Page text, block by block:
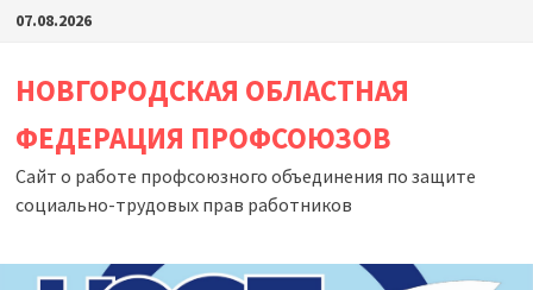
Перейти
содержимому
07.08.2026
НОВГОРОДСКАЯ ОБЛАСТНАЯ
ФЕДЕРАЦИЯ ПРОФСОЮЗОВ
Сайт о работе профсоюзного объединения по защите
социально-трудовых прав работников